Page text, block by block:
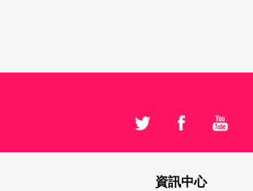
資訊中心